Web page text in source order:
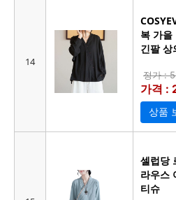
14
복 가을
긴팔
정가 :
가격 :
상품
셀럽당
라우스
티슈